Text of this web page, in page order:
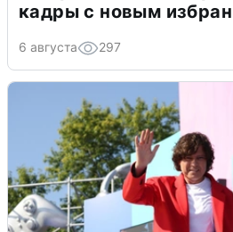
кадры с новым
6 августа 297